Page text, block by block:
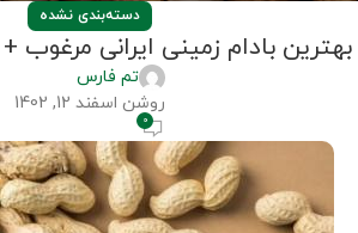
دسته‌بندی نشده
بهترین بادام زمینی ایرانی
تم فارس
روشن اسفند 12, 1402
0